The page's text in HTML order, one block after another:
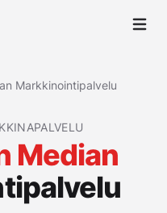
Avaa
Markkinointipalvelu
Median